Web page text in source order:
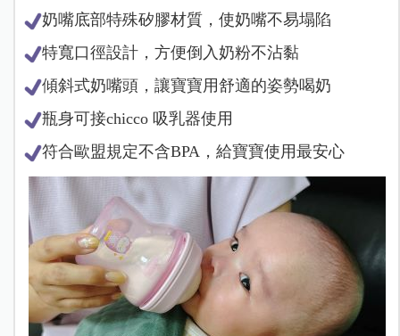
奶嘴底部特殊矽膠材質，使奶嘴不易塌陷
特寬口徑設計，方便倒入奶粉不沾黏
傾斜式奶嘴頭，讓寶寶用舒適的姿勢喝奶
瓶身可接chicco 吸乳器使用
符合歐盟規定不含BPA，給寶寶使用最安心